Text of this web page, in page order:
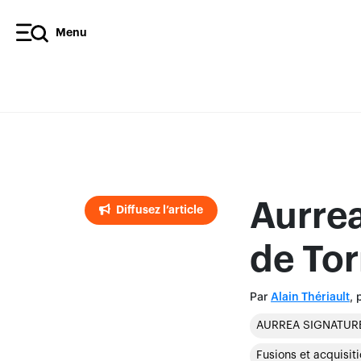
Menu
Diffusez l’article
de
Par Alain Thériault,
AURREA
Fusions et